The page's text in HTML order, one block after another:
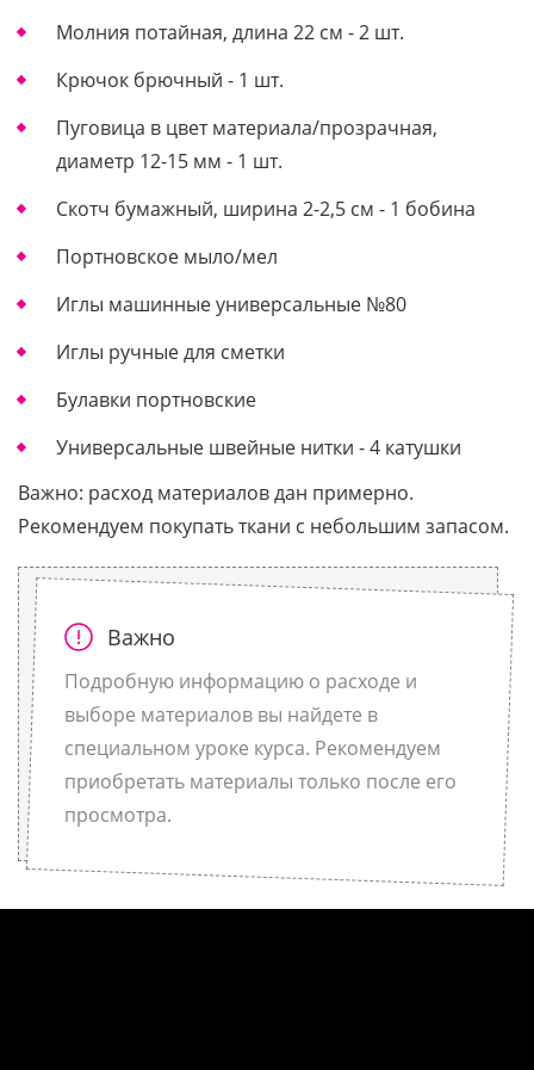
Молния потайная, длина 22 см - 2 шт.
Крючок брючный - 1 шт.
Пуговица в цвет материала/прозрачная,
диаметр 12-15 мм - 1 шт.
Скотч бумажный, ширина 2-2,5 см - 1 бобина
Портновское мыло/мел
Иглы машинные универсальные №80
Иглы ручные для сметки
Булавки портновские
Универсальные швейные нитки - 4 катушки
Важно: расход материалов дан примерно.
Рекомендуем покупать ткани с небольшим запасом.
Важно
Подробную информацию о расходе и
выборе материалов вы найдете в
специальном уроке курса. Рекомендуем
приобретать материалы только после его
просмотра.